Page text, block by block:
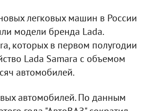
легковых машин в России
модели бренда Lada.
которых в первом полугодии
Lada Samara с объемом
автомобилей.
автомобилей. По данным